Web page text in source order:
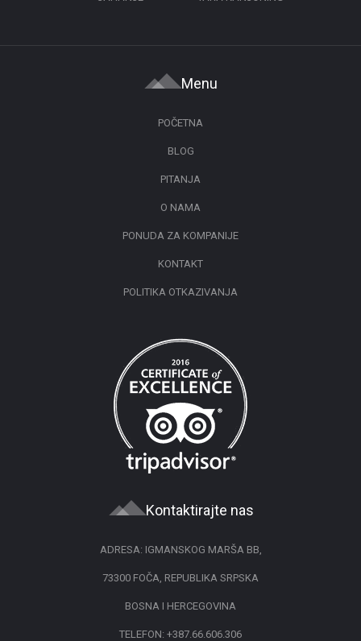
Menu
POČETNA
BLOG
PITANJA
O NAMA
PONUDA ZA KOMPANIJE
KONTAKT
POLITIKA OTKAZIVANJA
Kontaktirajte nas
ADRESA: IGMANSKOG MARŠA BB,
73300 FOČA, REPUBLIKA SRPSKA
BOSNA I HERCEGOVINA
TELEFON: +387.66.606.306